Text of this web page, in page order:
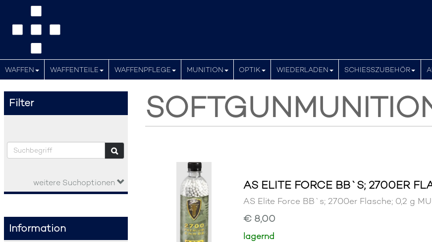
WAFFEN WAFFENTEILE WAFFENPFLEGE MUNITION OPTIK WIEDERLADEN SCHIESSZUBEHÖR
Filter
weitere Suchoptionen
Information
AS ELITE FORCE BB`S; 2700ER
AS Elite Force BB`s; 2700er Flasche; 0,2 g
€ 8,00
lagernd